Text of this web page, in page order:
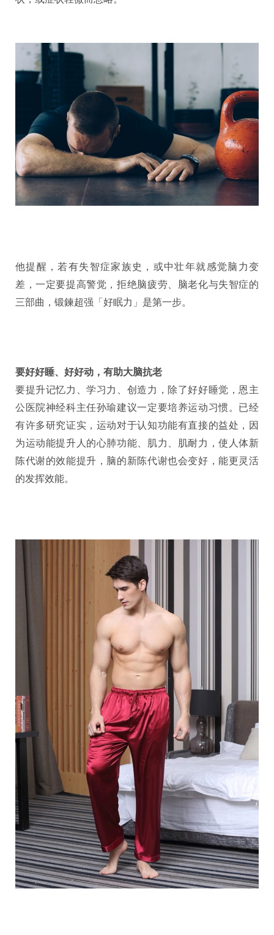
他提醒，若有失智症家族史，或中壮年就感觉脑力变
差，一定要提高警觉，拒绝脑疲劳、脑老化与失智症的
三部曲，锻鍊超强「好眠力」是第一步。
要好好睡、好好动，有助大脑抗老
要提升记忆力、学习力、创造力，除了好好睡觉，恩主
公医院神经科主任孙瑜建议一定要培养运动习惯。已经
有许多研究证实，运动对于认知功能有直接的益处，因
为运动能提升人的心肺功能、肌力、肌耐力，使人体新
陈代谢的效能提升，脑的新陈代谢也会变好，能更灵活
的发挥效能。